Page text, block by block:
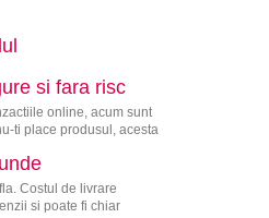
si fara risc
online, acum sunt
ti place produsul, acesta
Costul de livrare
si poate fi chiar